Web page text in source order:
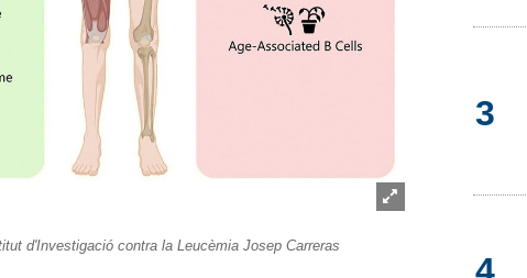
d'Investigació contra la Leucèmia Josep Carreras
3
4